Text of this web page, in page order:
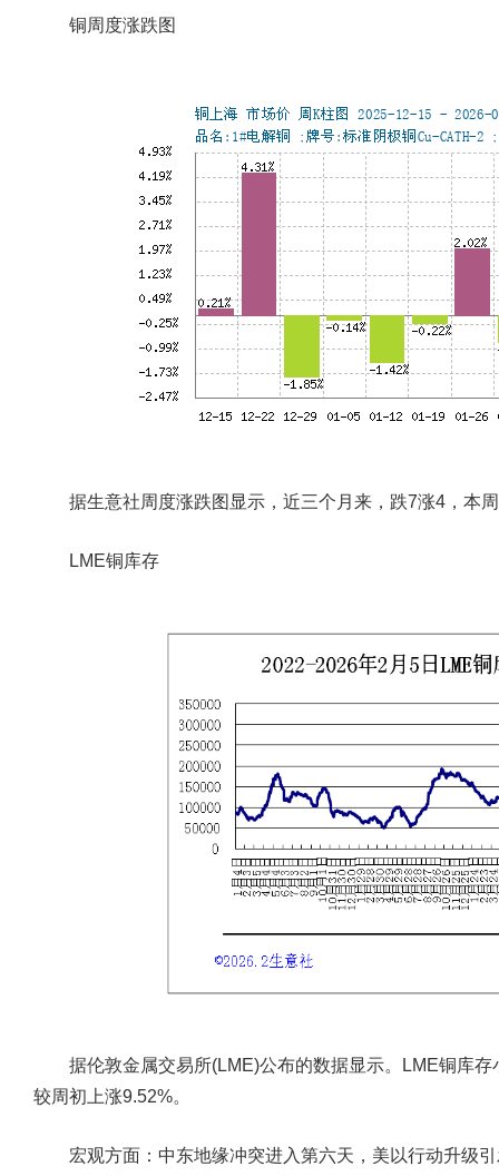
铜周度涨跌图
据生意社周度涨跌图显示，近三个月来，跌7涨4，本周
LME铜库存
据伦敦金属交易所(LME)公布的数据显示。LME铜库存
较周初上涨9.52%。
宏观方面： 中东地缘冲突进入第六天，美以行动升级